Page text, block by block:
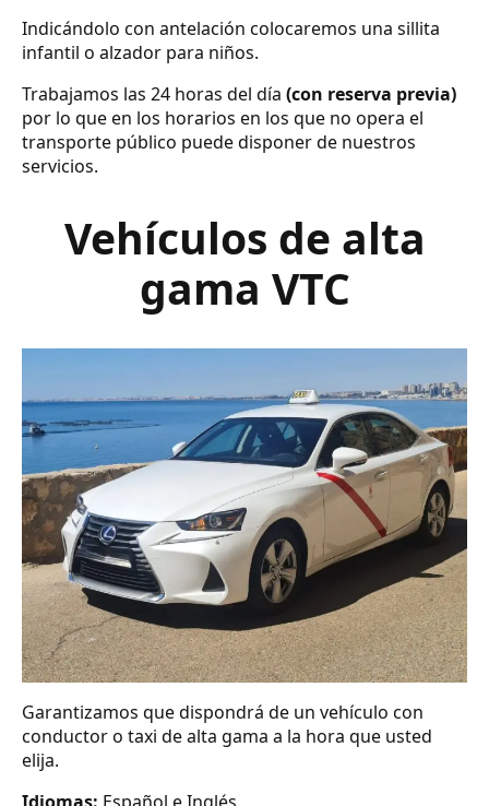
Indicándolo con antelación colocaremos una sillita
infantil o alzador para niños.
Trabajamos las 24 horas del día (con reserva previa)
por lo que en los horarios en los que no opera el
transporte público puede disponer de nuestros
servicios.
Vehículos de alta
gama VTC
Garantizamos que dispondrá de un vehículo con
conductor o taxi de alta gama a la hora que usted
elija.